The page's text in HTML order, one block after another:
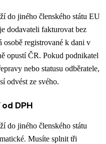
do jiného členského státu EU
dodavateli fakturovat bez
registrované k dani v
opustí ČR. Pokud podnikatel
nebo statusu odběratele,
odvést ze svého.
DPH
do jiného členského státu
Musíte splnit tři